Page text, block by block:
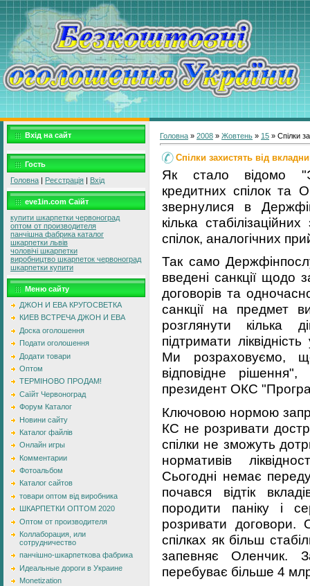
Вхід на сайт
Гость
Головна | Реєстрація | Вхід
eve1in.com Саїйт
купити шкарпетки червоноград
оптом от производителя
панчішна фабрика каталог
шкарпетки львів
чоловічі шкарпетки
виробництво шкарпеток червоноград
шкарпетки купити
Меню сайту
ДЖОН И ЕВА КРУГОСВЕТКА
КИЕВ ВСТРЕЧА ДЖОН И ЕВА
Доска оголошення
Подати оголошення
Додати товари
Оптом
ТЕРМІНОВО ПРОДАМ!
Саїйт Червоноград
Форум Каталог
Новини сайту
Каталог файлів
Онлайн игры
Комментарии
Фотоальбом
Каталог сайтов
товари оптом від виробника
ШКАРПЕТКИ ОПТОМ 2020
Оптом от производителя
Коллаборация, или
сотрудничество
панчішно-шкарпеткова фабрика
Идеальные дороги в Украине
Monetization
Головна » 2008 » Жовтень » 15 » Спілки
Спілки захистять від
Як стало відомо
кредитних спілок та
звернулися в
кілька
спілок, аналогічних
Так само
введені санкції щодо
договорів та
санкції на предмет
розглянути
підтримати
Ми розраховуємо,
відповідне
президент ОКС
Ключовою нормою
КС не розривати
спілки не зможуть
нормативів
Сьогодні немає
почався відтік
породити паніку і
розривати договори.
спілках як більш
запевняє Оленчик.
перебуває більше 4